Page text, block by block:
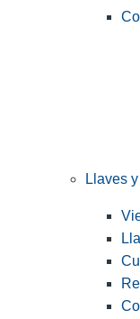
Llaves